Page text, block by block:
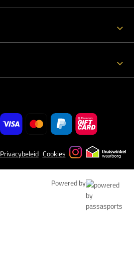
Privacybeleid Cookies
Powered by